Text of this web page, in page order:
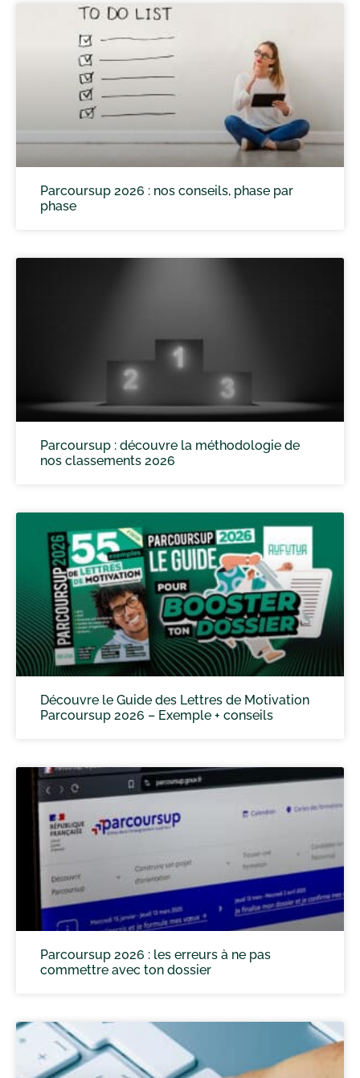
Parcoursup 2026 : nos conseils, phase par
phase
Parcoursup : découvre la méthodologie de
nos classements 2026
Découvre le Guide des Lettres de Motivation
Parcoursup 2026 – Exemple + conseils
Parcoursup 2026 : les erreurs à ne pas
commettre avec ton dossier